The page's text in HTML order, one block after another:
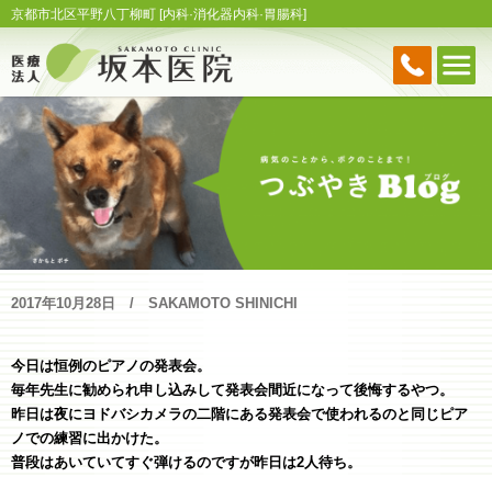
京都市北区平野八丁柳町 [内科·消化器内科·胃腸科]
2017年10月28日 SAKAMOTO SHINICHI
今日は恒例のピアノの発表会。
毎年先生に勧められ申し込みして発表会間近になって後悔するやつ。
昨日は夜にヨドバシカメラの二階にある発表会で使われるのと同じピア
ノでの練習に出かけた。
普段はあいていてすぐ弾けるのですが昨日は2人待ち。